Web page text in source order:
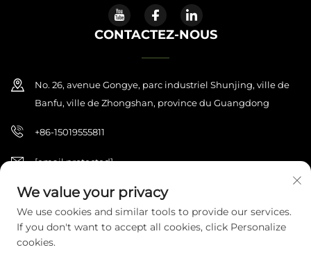
CONTACTEZ-NOUS
No. 26, avenue Gongye, parc industriel Shunjing, ville de
Banfu, ville de Zhongshan, province du Guangdong
+86-15019555811
[email protected]
Copyright © 2026 Zhongshan Haijilun Cultural And Educational
Product Co., Ltd.. Tous droits réservés. Politique de confidentialité
We value your privacy
We use cookies and similar tools to provide our services.
If you don't want to accept all cookies, click Personalize
cookies.